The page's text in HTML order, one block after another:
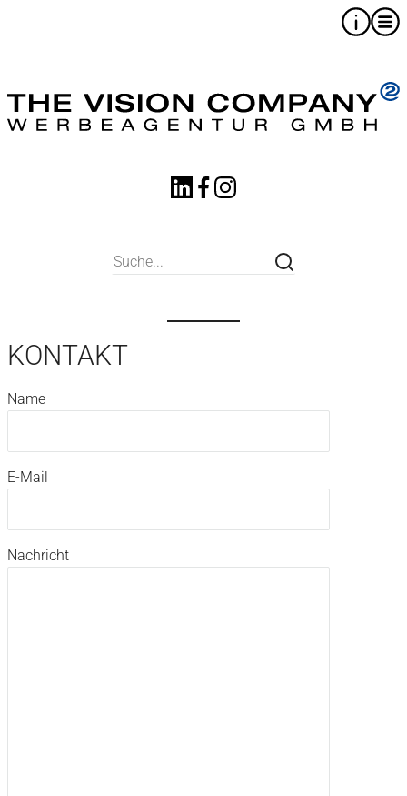
KONTAKT
Name
E-Mail
Nachricht